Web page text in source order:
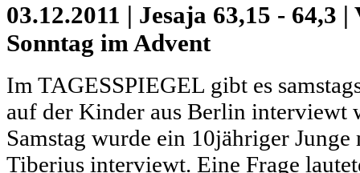
03.12.2011 | Jesaja 63,15 - 64,3
Sonntag im Advent
Im TAGESSPIEGEL gibt es
auf der Kinder aus Berlin interviewt
Samstag wurde ein 10jähriger
Tiberius interviewt. Eine Frage